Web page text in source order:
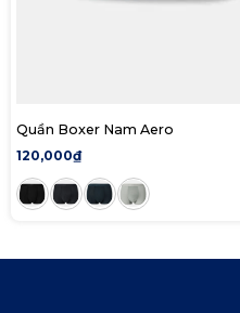
Quần Boxer Nam Aero
120,000₫